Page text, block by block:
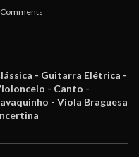
- Guitarra Elétrica -
- Canto -
- Viola Braguesa